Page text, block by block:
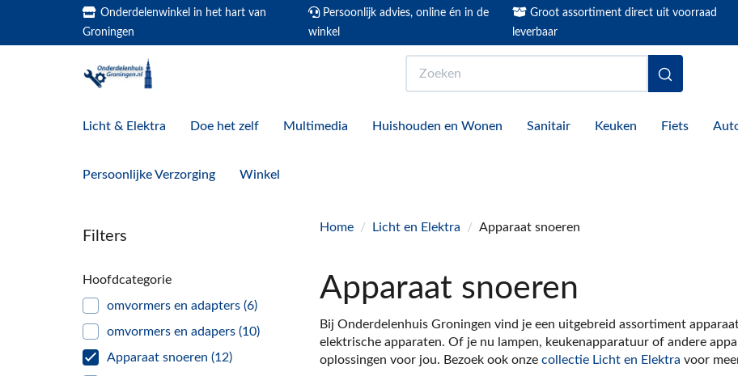
Onderdelenwinkel in het hart van
Groningen
Persoonlijk advies, online én in de
winkel
Groot assortiment direct uit voorraad
leverbaar
Licht & Elektra Doe het zelf Multimedia Huishouden en Wonen Sanitair Keuken Fiets
Persoonlijke Verzorging Winkel
Filters
Hoofdcategorie
omvormers en adapters (6)
omvormers en adapers (10)
Apparaat snoeren (12)
Home / Licht en Elektra / Apparaat snoeren
Apparaat snoeren
Bij Onderdelenhuis Groningen vind je een uitgebreid assortiment
elektrische apparaten. Of je nu lampen, keukenapparatuur of andere
oplossingen voor jou. Bezoek ook onze collectie Licht en Elektra voor